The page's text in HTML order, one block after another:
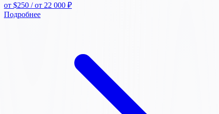
от $250 / от 22 000 ₽
Подробнее